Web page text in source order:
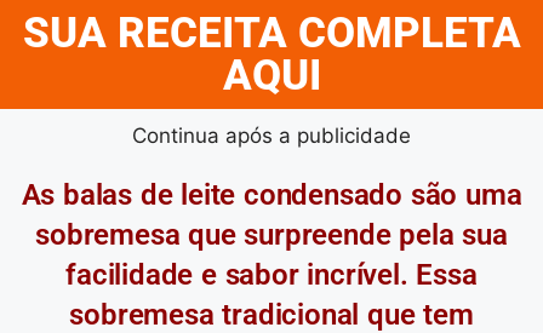
SUA RECEITA COMPLETA
AQUI
Continua após a publicidade
As balas de leite condensado são uma
sobremesa que surpreende pela sua
facilidade e sabor incrível. Essa
sobremesa tradicional que tem